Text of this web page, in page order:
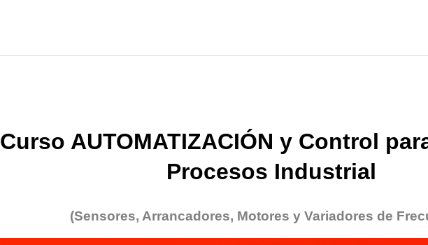
Curso AUTOMATIZACIÓN y Control
Procesos Industrial
(Sensores, Arrancadores, Motores y Variadores de